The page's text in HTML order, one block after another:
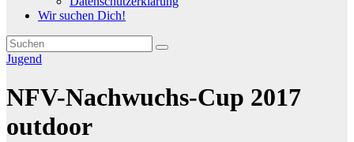
Wir suchen Dich!
Jugend
NFV-Nachwuchs-Cup 2017
outdoor